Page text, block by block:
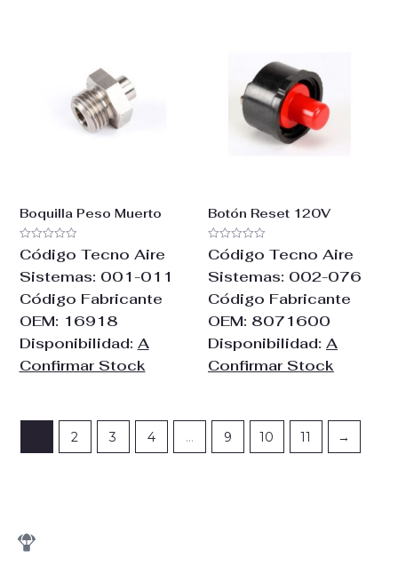
Boquilla Peso Muerto
Valorado
con
0
de
Código Tecno Aire
Sistemas: 001-011
Código Fabricante
OEM: 16918
Disponibilidad: A
Confirmar Stock
Botón Reset 120V
Valorado
con
0
de
Código Tecno Aire
Sistemas: 002-076
Código Fabricante
OEM: 8071600
Disponibilidad: A
Confirmar Stock
2 3 4 … 9 10 11 →